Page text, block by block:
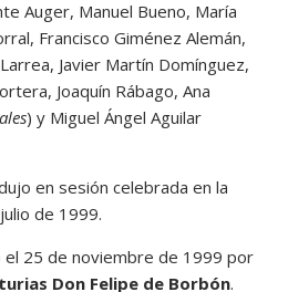
Auger, Manuel Bueno, María
Francisco Giménez Alemán,
Javier Martín Domínguez,
Joaquín Rábago, Ana
) y Miguel Ángel Aguilar
en sesión celebrada en la
de 1999.
25 de noviembre de 1999 por
Don Felipe de Borbón.